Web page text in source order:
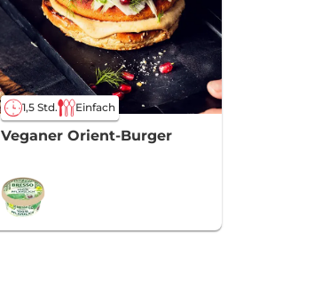
1,5 Std. Einfach
Veganer Orient-Burger